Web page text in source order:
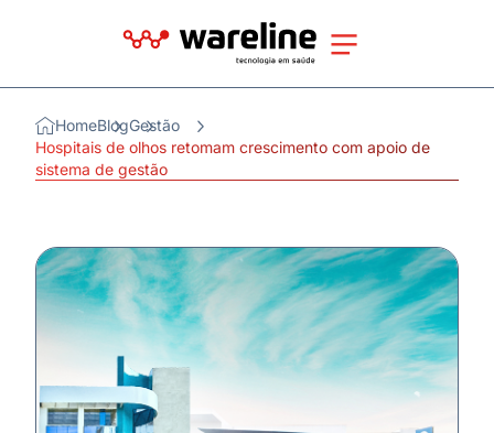
HomeBlogGestão
Hospitais de olhos retomam crescimento com apoio de
sistema de gestão